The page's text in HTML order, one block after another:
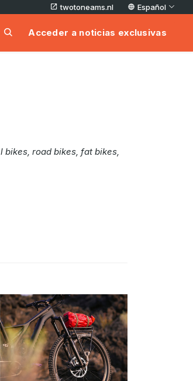
twotoneams.nl Español
Acceder a noticias exclusivas
road bikes, fat bikes,